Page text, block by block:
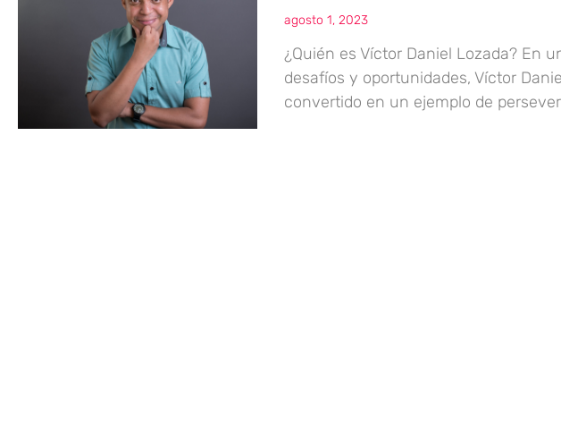
agosto 1, 2023
¿Quién es Víctor Daniel Lozada? En
desafíos y oportunidades, Víctor
convertido en un ejemplo de